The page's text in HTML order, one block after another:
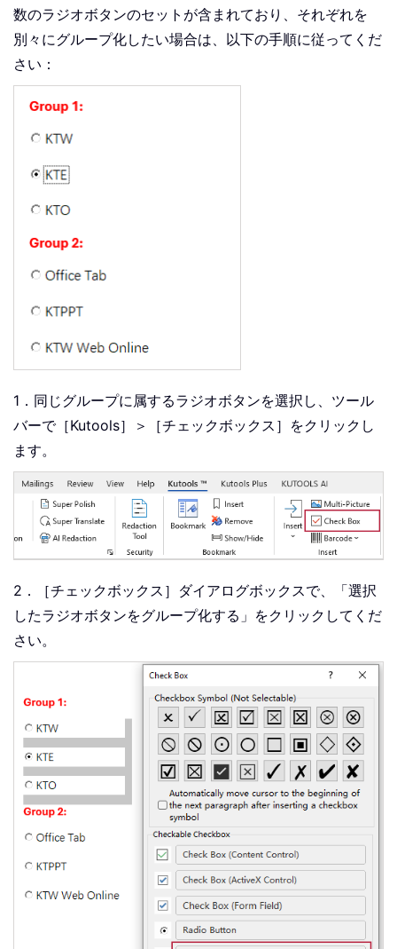
数のラジオボタンのセットが含まれており、それぞれを
別々にグループ化したい場合は、以下の手順に従ってくだ
さい：
1．同じグループに属するラジオボタンを選択し、ツール
バーで［Kutools］＞［チェックボックス］をクリックし
ます。
2．［チェックボックス］ダイアログボックスで、「選択
したラジオボタンをグループ化する」をクリックしてくだ
さい。